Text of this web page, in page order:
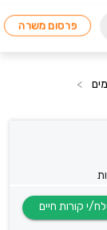
פרסום משרה
>